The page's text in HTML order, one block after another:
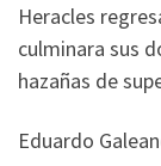
Heracles
culminara sus
hazañas de
Eduardo